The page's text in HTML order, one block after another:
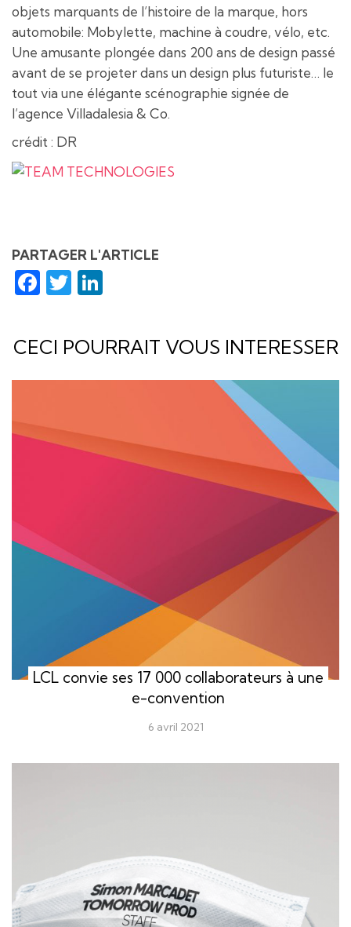
objets marquants de l’histoire de la marque, hors
automobile: Mobylette, machine à coudre, vélo, etc.
Une amusante plongée dans 200 ans de design passé
avant de se projeter dans un design plus futuriste… le
tout via une élégante scénographie signée de
l’agence Villadalesia & Co.
crédit : DR
PARTAGER L'ARTICLE
Facebook
Twitter
CECI POURRAIT VOUS INTERESSER
LCL convie ses 17 000 collaborateurs à une
e-convention
6 avril 2021